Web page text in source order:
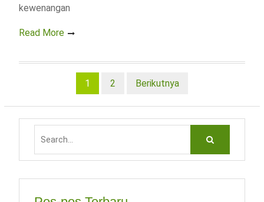
kewenangan
Read More
pos
1 2 Berikutnya